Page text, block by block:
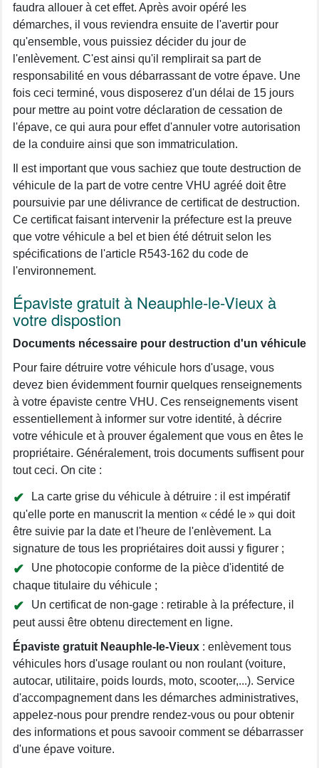
faudra allouer à cet effet. Après avoir opéré les
démarches, il vous reviendra ensuite de l'avertir pour
qu'ensemble, vous puissiez décider du jour de
l'enlèvement. C'est ainsi qu'il remplirait sa part de
responsabilité en vous débarrassant de votre épave. Une
fois ceci terminé, vous disposerez d'un délai de 15 jours
pour mettre au point votre déclaration de cessation de
l'épave, ce qui aura pour effet d'annuler votre autorisation
de la conduire ainsi que son immatriculation.
Il est important que vous sachiez que toute destruction de
véhicule de la part de votre centre VHU agréé doit être
poursuivie par une délivrance de certificat de destruction.
Ce certificat faisant intervenir la préfecture est la preuve
que votre véhicule a bel et bien été détruit selon les
spécifications de l'article R543-162 du code de
l'environnement.
Épaviste gratuit à Neauphle-le-Vieux à
votre dispostion
Documents nécessaire pour destruction d'un véhicule
Pour faire détruire votre véhicule hors d'usage, vous
devez bien évidemment fournir quelques renseignements
à votre épaviste centre VHU. Ces renseignements visent
essentiellement à informer sur votre identité, à décrire
votre véhicule et à prouver également que vous en êtes le
propriétaire. Généralement, trois documents suffisent pour
tout ceci. On cite :
La carte grise du véhicule à détruire : il est impératif
qu'elle porte en manuscrit la mention « cédé le » qui doit
être suivie par la date et l'heure de l'enlèvement. La
signature de tous les propriétaires doit aussi y figurer ;
Une photocopie conforme de la pièce d'identité de
chaque titulaire du véhicule ;
Un certificat de non-gage : retirable à la préfecture, il
peut aussi être obtenu directement en ligne.
Épaviste gratuit Neauphle-le-Vieux : enlèvement tous
véhicules hors d'usage roulant ou non roulant (voiture,
autocar, utilitaire, poids lourds, moto, scooter,...). Service
d'accompagnement dans les démarches administratives,
appelez-nous pour prendre rendez-vous ou pour obtenir
des informations et pous savooir comment se débarrasser
d'une épave voiture.